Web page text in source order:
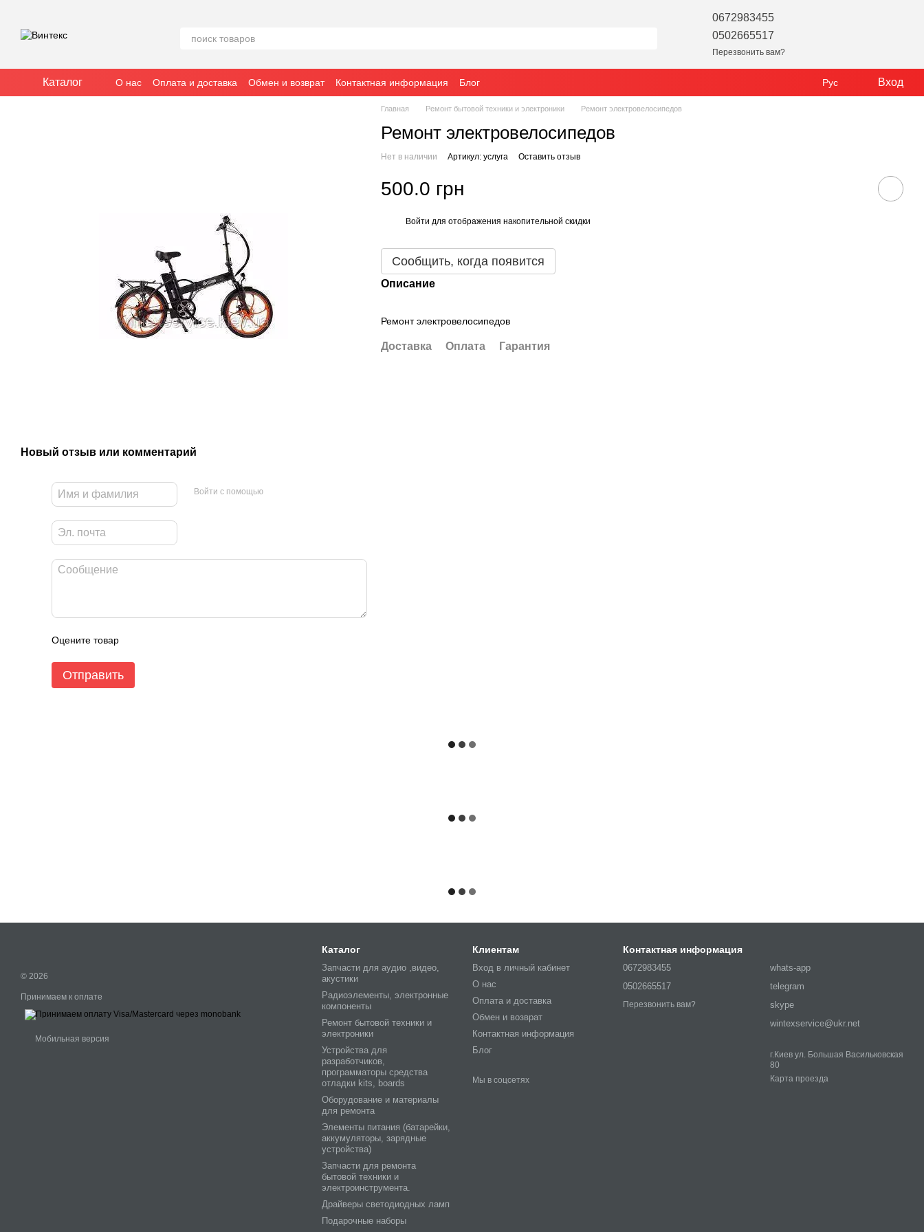
0672983455
0502665517
Перезвонить вам?
Каталог О нас Оплата и доставка Обмен и возврат Контактная информация Блог Рус Вход
Новый отзыв или комментарий
Войти с помощью
Оцените товар
Отправить
Главная Ремонт бытовой техники и электроники Ремонт электровелосипедов
Ремонт электровелосипедов
Нет в наличии Артикул: услуга Оставить отзыв
500.0 грн
Войти для отображения накопительной скидки
Сообщить, когда появится
Описание
Ремонт электровелосипедов
Доставка Оплата Гарантия
© 2026
Принимаем к оплате
Мобильная версия
Каталог
Запчасти для аудио ,видео,
акустики
Радиоэлементы, электронные
компоненты
Ремонт бытовой техники и
электроники
Устройства для
разработчиков,
программаторы средства
отладки kits, boards
Оборудование и материалы
для ремонта
Элементы питания (батарейки,
аккумуляторы, зарядные
устройства)
Запчасти для ремонта
бытовой техники и
электроинструмента.
Драйверы светодиодных ламп
Подарочные наборы
Клиентам
Вход в личный кабинет
О нас
Оплата и доставка
Обмен и возврат
Контактная информация
Блог
Мы в соцсетях
Контактная информация
0672983455
0502665517
Перезвонить вам?
whats-app
telegram
skype
wintexservice@ukr.net
г.Киев ул. Большая Васильковская
80
Карта проезда